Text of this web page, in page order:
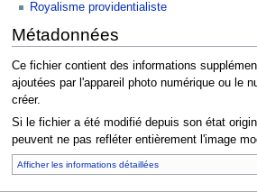
Royalisme providentialiste
Métadonnées
Ce fichier contient des informations
ajoutées par l'appareil photo numérique ou le
créer.
Si le fichier a été modifié depuis son état
peuvent ne pas refléter entièrement l'image
Afficher les informations détaillées